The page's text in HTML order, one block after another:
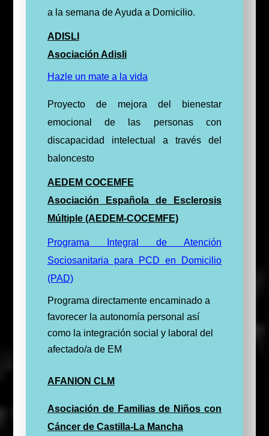
a la semana de Ayuda a Domicilio.
ADISLI
Asociación Adisli
Hazle un mate a la vida
Proyecto de mejora del bienestar
emocional de las personas con
discapacidad intelectual a través del
baloncesto
AEDEM COCEMFE
Asociación Española de Esclerosis
Múltiple (AEDEM-COCEMFE)
Programa Integral de Atención
Sociosanitaria para PCD en Domicilio
(PAD)
Programa directamente encaminado a
favorecer la autonomía personal así
como la integración social y laboral del
afectado/a de EM
AFANION CLM
Asociación de Familias de Niños con
Cáncer de Castilla-La Mancha